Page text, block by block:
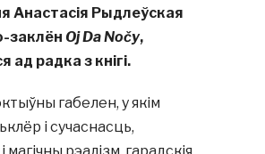
Анастасія Рыдлеўская
заклён Oj DaNočy,
радка з кнігі.
габелен, у якім
і сучаснасць,